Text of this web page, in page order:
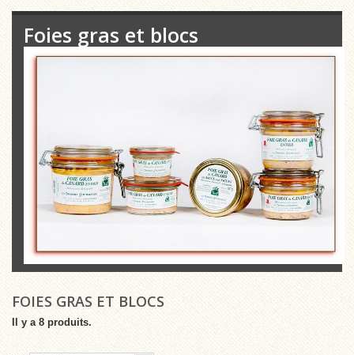
Foies gras et blocs
FOIES GRAS ET BLOCS
Il y a 8 produits.